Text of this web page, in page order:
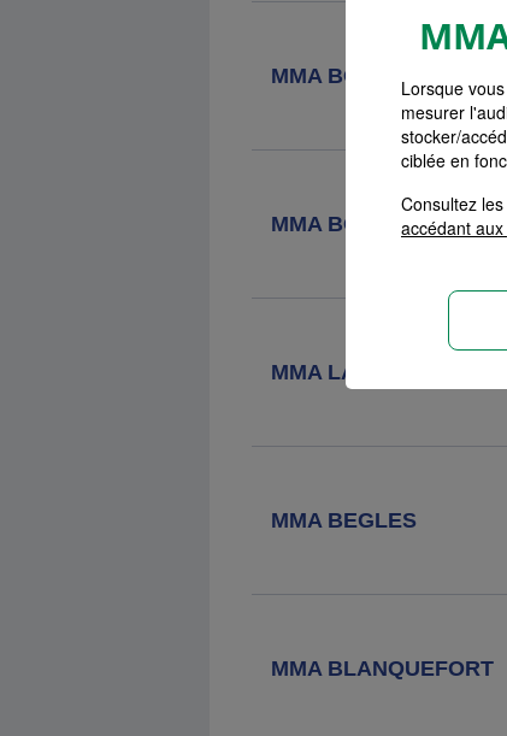
MMA BOUSCAT
MMA BORDEAUX
MMA LA ROCHE
MMA BEGLES
MMA BLANQUEFORT
Lorsque
mesurer
stocker/
ciblée en
Consultez
accédant